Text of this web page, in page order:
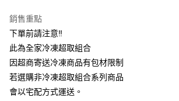
街口支付
悠遊付
全盈+PAY
AFTEE先享後付
銷售重點
下單前請注意‼
此為全家冷凍超取組合
因超商寄送冷凍商品有包材限制
若選購非冷凍超取組合系列商品
會以宅配方式運送。